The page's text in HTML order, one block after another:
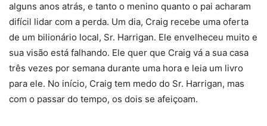
alguns anos atrás, e tanto o menino quanto o pai acharam
difícil lidar com a perda. Um dia, Craig recebe uma oferta
de um bilionário local, Sr. Harrigan. Ele envelheceu muito e
sua visão está falhando. Ele quer que Craig vá a sua casa
três vezes por semana durante uma hora e leia um livro
para ele. No início, Craig tem medo do Sr. Harrigan, mas
com o passar do tempo, os dois se afeiçoam.